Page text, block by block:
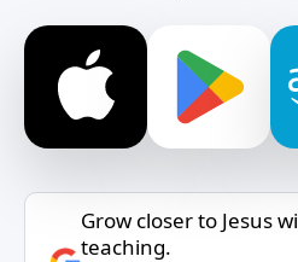
Grow closer to Jesus
teaching.